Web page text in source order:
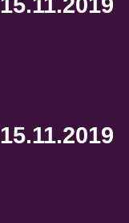
15.11.2019